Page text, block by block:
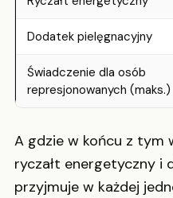
Dodatek pielęgnacyjny
Świadczenie dla osób
represjonowanych (maks.)
A gdzie w końcu z tym
ryczałt energetyczny i
przyjmuje w każdej